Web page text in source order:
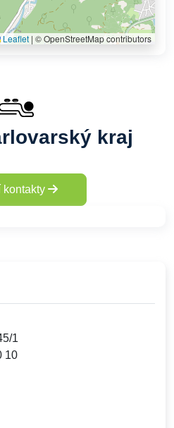
Leaflet | © OpenStreetMap contributors
kraj
kontakty
1
10